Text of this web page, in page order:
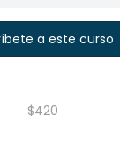
a este curso
$420